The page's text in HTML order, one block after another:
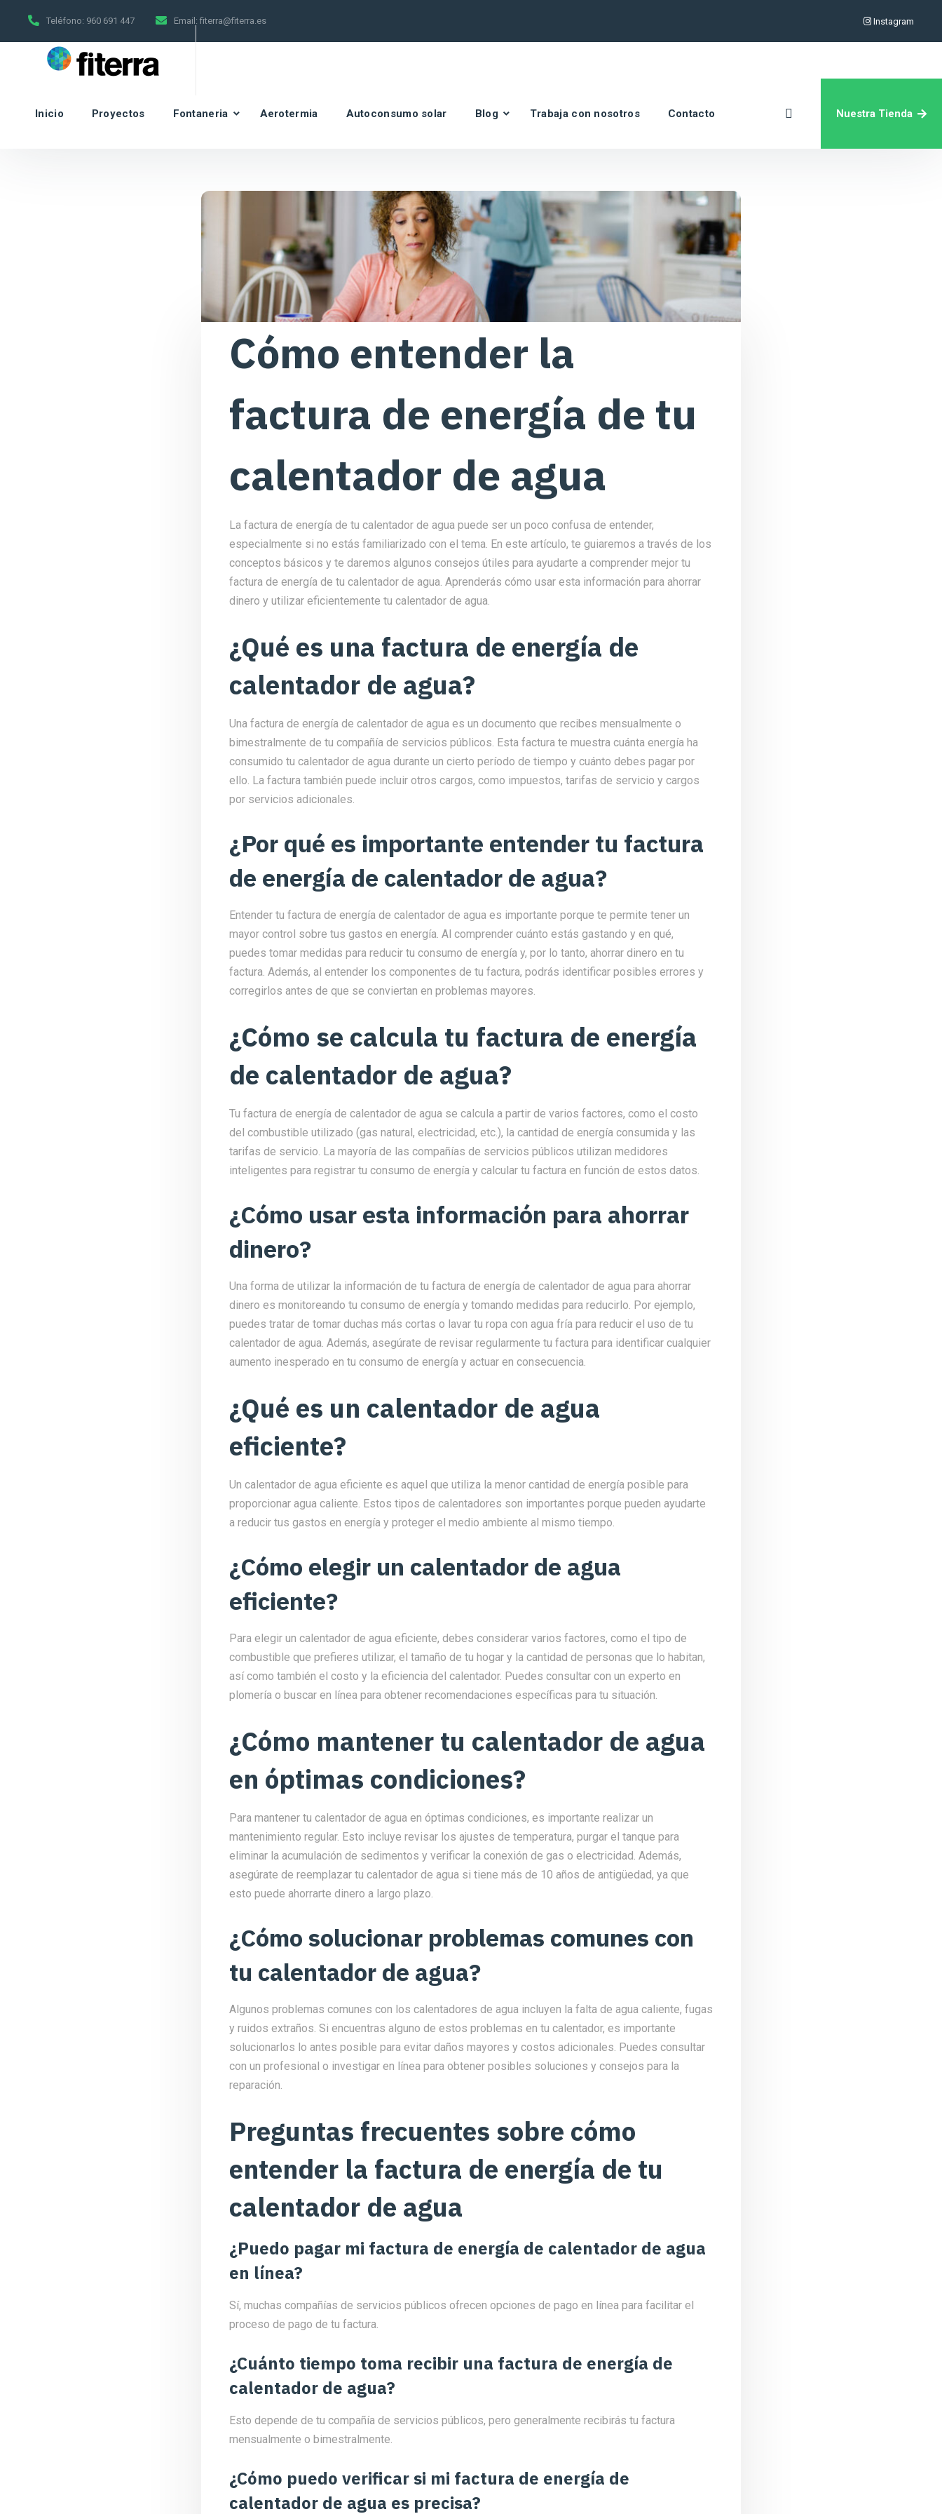
Teléfono: 960 691 447 Email: fiterra@fiterra.es Instagram
Inicio Proyectos Fontaneria Aerotermia Autoconsumo solar Blog Trabaja con nosotros Contacto Nuestra Tienda
Cómo entender la
factura de energía de tu
calentador de agua
La factura de energía de tu calentador de agua puede ser un poco confusa de entender,
especialmente si no estás familiarizado con el tema. En este artículo, te guiaremos a través de los
conceptos básicos y te daremos algunos consejos útiles para ayudarte a comprender mejor tu
factura de energía de tu calentador de agua. Aprenderás cómo usar esta información para ahorrar
dinero y utilizar eficientemente tu calentador de agua.
¿Qué es una factura de energía de
calentador de agua?
Una factura de energía de calentador de agua es un documento que recibes mensualmente o
bimestralmente de tu compañía de servicios públicos. Esta factura te muestra cuánta energía ha
consumido tu calentador de agua durante un cierto período de tiempo y cuánto debes pagar por
ello. La factura también puede incluir otros cargos, como impuestos, tarifas de servicio y cargos
por servicios adicionales.
¿Por qué es importante entender tu factura
de energía de calentador de agua?
Entender tu factura de energía de calentador de agua es importante porque te permite tener un
mayor control sobre tus gastos en energía. Al comprender cuánto estás gastando y en qué,
puedes tomar medidas para reducir tu consumo de energía y, por lo tanto, ahorrar dinero en tu
factura. Además, al entender los componentes de tu factura, podrás identificar posibles errores y
corregirlos antes de que se conviertan en problemas mayores.
¿Cómo se calcula tu factura de energía
de calentador de agua?
Tu factura de energía de calentador de agua se calcula a partir de varios factores, como el costo
del combustible utilizado (gas natural, electricidad, etc.), la cantidad de energía consumida y las
tarifas de servicio. La mayoría de las compañías de servicios públicos utilizan medidores
inteligentes para registrar tu consumo de energía y calcular tu factura en función de estos datos.
¿Cómo usar esta información para ahorrar
dinero?
Una forma de utilizar la información de tu factura de energía de calentador de agua para ahorrar
dinero es monitoreando tu consumo de energía y tomando medidas para reducirlo. Por ejemplo,
puedes tratar de tomar duchas más cortas o lavar tu ropa con agua fría para reducir el uso de tu
calentador de agua. Además, asegúrate de revisar regularmente tu factura para identificar cualquier
aumento inesperado en tu consumo de energía y actuar en consecuencia.
¿Qué es un calentador de agua
eficiente?
Un calentador de agua eficiente es aquel que utiliza la menor cantidad de energía posible para
proporcionar agua caliente. Estos tipos de calentadores son importantes porque pueden ayudarte
a reducir tus gastos en energía y proteger el medio ambiente al mismo tiempo.
¿Cómo elegir un calentador de agua
eficiente?
Para elegir un calentador de agua eficiente, debes considerar varios factores, como el tipo de
combustible que prefieres utilizar, el tamaño de tu hogar y la cantidad de personas que lo habitan,
así como también el costo y la eficiencia del calentador. Puedes consultar con un experto en
plomería o buscar en línea para obtener recomendaciones específicas para tu situación.
¿Cómo mantener tu calentador de agua
en óptimas condiciones?
Para mantener tu calentador de agua en óptimas condiciones, es importante realizar un
mantenimiento regular. Esto incluye revisar los ajustes de temperatura, purgar el tanque para
eliminar la acumulación de sedimentos y verificar la conexión de gas o electricidad. Además,
asegúrate de reemplazar tu calentador de agua si tiene más de 10 años de antigüedad, ya que
esto puede ahorrarte dinero a largo plazo.
¿Cómo solucionar problemas comunes con
tu calentador de agua?
Algunos problemas comunes con los calentadores de agua incluyen la falta de agua caliente, fugas
y ruidos extraños. Si encuentras alguno de estos problemas en tu calentador, es importante
solucionarlos lo antes posible para evitar daños mayores y costos adicionales. Puedes consultar
con un profesional o investigar en línea para obtener posibles soluciones y consejos para la
reparación.
Preguntas frecuentes sobre cómo
entender la factura de energía de tu
calentador de agua
¿Puedo pagar mi factura de energía de calentador de agua
en línea?
Sí, muchas compañías de servicios públicos ofrecen opciones de pago en línea para facilitar el
proceso de pago de tu factura.
¿Cuánto tiempo toma recibir una factura de energía de
calentador de agua?
Esto depende de tu compañía de servicios públicos, pero generalmente recibirás tu factura
mensualmente o bimestralmente.
¿Cómo puedo verificar si mi factura de energía de
calentador de agua es precisa?